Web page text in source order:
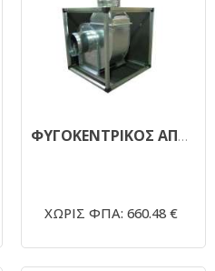
ΦΥΓΟΚΕΝΤΡΙΚΟΣ ΑΠΟΡΡΟΦΗΤΗΡΑΣ ΜΟΝΗΣ ΑΝΑΡΡΟΦΗΣΗΣ ΗΧΟΜΟΝΩΜΕΝΟΣ 1450RPM - Φ300 2,0ΗΡ 220V
ΧΩΡΙΣ ΦΠΑ: 660.48 €